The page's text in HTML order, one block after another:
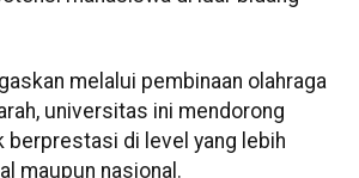
melalui pembinaan olahraga
universitas ini mendorong
berprestasi di level yang lebih
maupun nasional.